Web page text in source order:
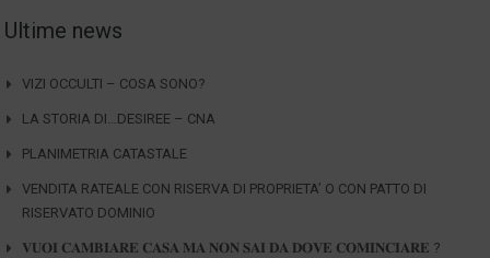
Ultime news
VIZI OCCULTI – COSA SONO?
LA STORIA DI…DESIREE – CNA
PLANIMETRIA CATASTALE
VENDITA RATEALE CON RISERVA DI PROPRIETA’ O CON PATTO DI
RISERVATO DOMINIO
𝐕𝐔𝐎𝐈 𝐂𝐀𝐌𝐁𝐈𝐀𝐑𝐄 𝐂𝐀𝐒𝐀 𝐌𝐀 𝐍𝐎𝐍 𝐒𝐀𝐈 𝐃𝐀 𝐃𝐎𝐕𝐄 𝐂𝐎𝐌𝐈𝐍𝐂𝐈𝐀𝐑𝐄 ?